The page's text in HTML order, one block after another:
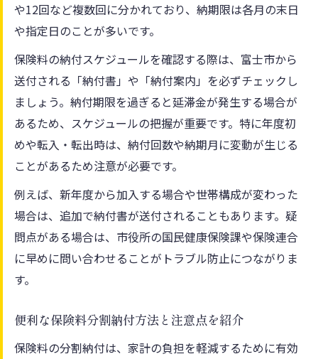
や12回など複数回に分かれており、納期限は各月の末日
や指定日のことが多いです。
保険料の納付スケジュールを確認する際は、富士市から
送付される「納付書」や「納付案内」を必ずチェックし
ましょう。納付期限を過ぎると延滞金が発生する場合が
あるため、スケジュールの把握が重要です。特に年度初
めや転入・転出時は、納付回数や納期月に変動が生じる
ことがあるため注意が必要です。
例えば、新年度から加入する場合や世帯構成が変わった
場合は、追加で納付書が送付されることもあります。疑
問点がある場合は、市役所の国民健康保険課や保険連合
に早めに問い合わせることがトラブル防止につながりま
す。
便利な保険料分割納付方法と注意点を紹介
保険料の分割納付は、家計の負担を軽減するために有効